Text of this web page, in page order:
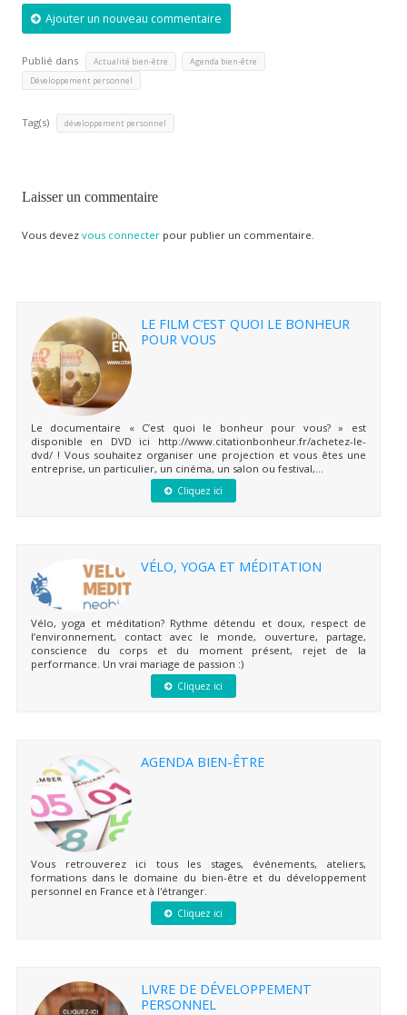
Ajouter un nouveau commentaire
Publié dans Actualité bien-être Agenda bien-être
Développement personnel
Tag(s) développement personnel
Laisser un commentaire
Vous devez vous connecterpour publier un commentaire.
LE FILM C’EST QUOI LE BONHEUR
POUR VOUS
Le documentaire « C’est quoi le bonheur pour vous? » est
disponible en DVD ici http://www.citationbonheur.fr/achetez-le-
dvd/ ! Vous souhaitez organiser une projection et vous êtes une
entreprise, un particulier, un cinéma, un salon ou festival,...
Cliquez ici
VÉLO, YOGA ET MÉDITATION
Vélo, yoga et méditation? Rythme détendu et doux, respect de
l’environnement, contact avec le monde, ouverture, partage,
conscience du corps et du moment présent, rejet de la
performance. Un vrai mariage de passion :)
Cliquez ici
AGENDA BIEN-ÊTRE
Vous retrouverez ici tous les stages, événements, ateliers,
formations dans le domaine du bien-être et du développement
personnel en France et à l'étranger.
Cliquez ici
LIVRE DE DÉVELOPPEMENT
PERSONNEL